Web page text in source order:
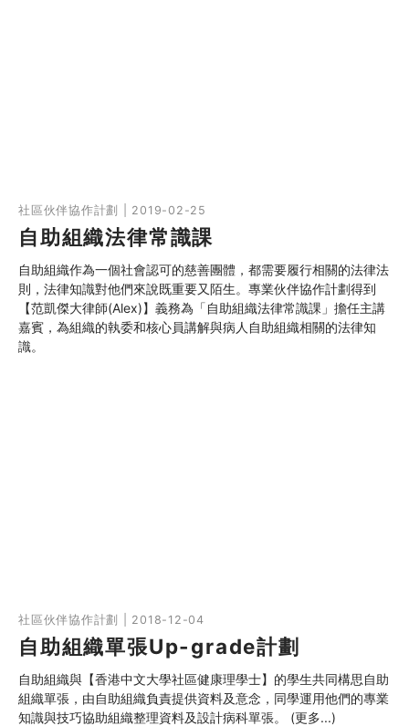
社區伙伴協作計劃 | 2019-02-25
自助組織法律常識課
自助組織作為一個社會認可的慈善團體，都需要履行相關的法律法
則，法律知識對他們來說既重要又陌生。專業伙伴協作計劃得到
【范凱傑大律師(Alex)】義務為「自助組織法律常識課」擔任主講
嘉賓，為組織的執委和核心員講解與病人自助組織相關的法律知
識。
社區伙伴協作計劃 | 2018-12-04
自助組織單張Up-grade計劃
自助組織與【香港中文大學社區健康理學士】的學生共同構思自助
組織單張，由自助組織負責提供資料及意念，同學運用他們的專業
知識與技巧協助組織整理資料及設計病科單張。 (更多...)